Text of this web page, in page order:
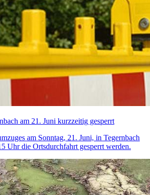
am 21. Juni kurzzeitig gesperrt
am Sonntag, 21. Juni, in Tegernbach
Uhr die Ortsdurchfahrt gesperrt werden.